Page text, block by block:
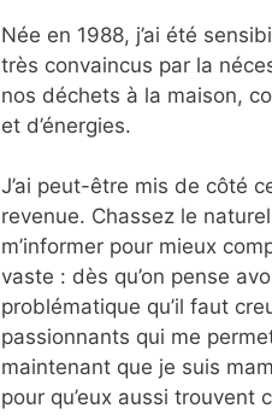
Née en 1988, j’ai été
très convaincus par la
nos déchets à la maison,
et d’énergies.
J’ai peut-être mis de côté
revenue. Chassez le
m’informer pour mieux
vaste : dès qu’on pense
problématique qu’il faut
passionnants qui me
maintenant que je suis
pour qu’eux aussi trouvent